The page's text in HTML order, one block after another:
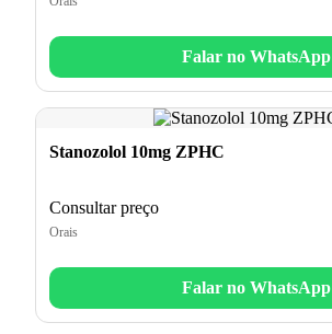
Falar no WhatsApp
Stanozolol 10mg ZPHC
Consultar preço
Orais
Falar no WhatsApp